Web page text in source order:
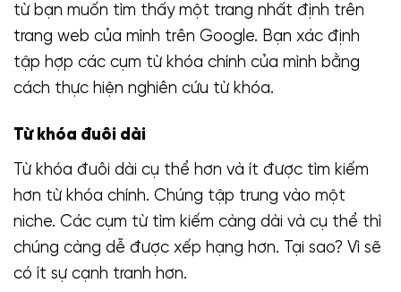
từ bạn muốn tìm thấy một trang nhất định trên
trang web của mình trên Google. Bạn xác định
tập hợp các cụm từ khóa chính của mình bằng
cách thực hiện nghiên cứu từ khóa.
Từ khóa đuôi dài
Từ khóa đuôi dài cụ thể hơn và ít được tìm kiếm
hơn từ khóa chính. Chúng tập trung vào một
niche. Các cụm từ tìm kiếm càng dài và cụ thể thì
chúng càng dễ được xếp hạng hơn. Tại sao? Vì sẽ
có ít sự cạnh tranh hơn.